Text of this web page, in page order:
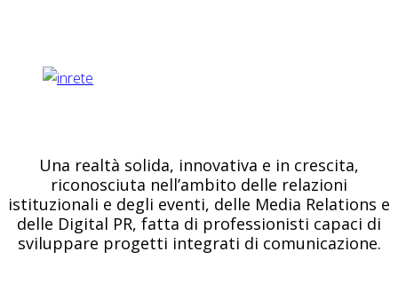
Una realtà solida, innovativa e in crescita,
riconosciuta nell’ambito delle relazioni
istituzionali e degli eventi, delle Media Relations e
delle Digital PR, fatta di professionisti capaci di
sviluppare progetti integrati di comunicazione.